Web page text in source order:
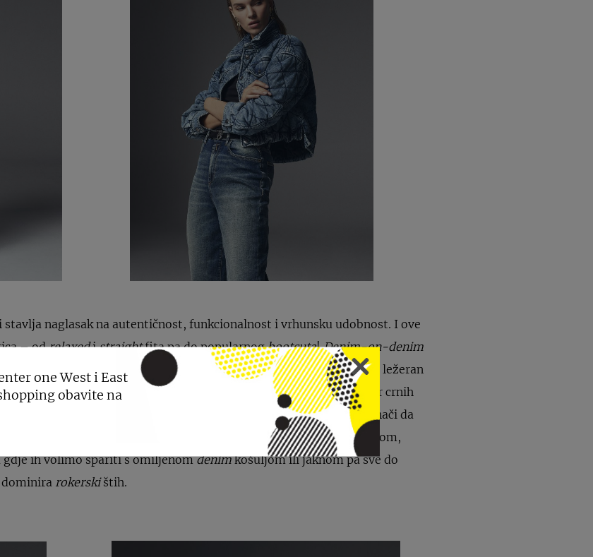
stavlja naglasak na autentičnost, funkcionalnost i vrhunsku udobnost. I ove
– odrelaxedistraightfita pa do popularnogbootcuta!Denim-on-denim
vrata i nikako ne moraju biti monotone, već odvažne i urbane. Za ležeran
traper jaknom ili košuljom iste ili pak različite nijanse. Vrhunski par crnih
garderobe i jedan od najsvestranijih komada uopće. To znači da
svaku priliku: od poslovnih outfita gdje ih kombiniramo s blejzerom,
gdje ih volimo spariti s omiljenomdenimkošuljom ili jaknom pa sve do
rokerskištih.
one West i East
obavite na